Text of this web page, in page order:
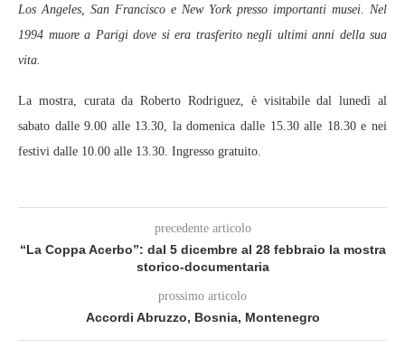
Los Angeles, San Francisco e New York presso importanti musei. Nel
1994 muore a Parigi dove si era trasferito negli ultimi anni della sua
vita.
La mostra, curata da Roberto Rodriguez, è visitabile dal lunedì al
sabato dalle 9.00 alle 13.30, la domenica dalle 15.30 alle 18.30 e nei
festivi dalle 10.00 alle 13.30. Ingresso gratuito.
precedente articolo
“La Coppa Acerbo”: dal 5 dicembre al 28 febbraio la mostra
storico-documentaria
prossimo articolo
Accordi Abruzzo, Bosnia, Montenegro